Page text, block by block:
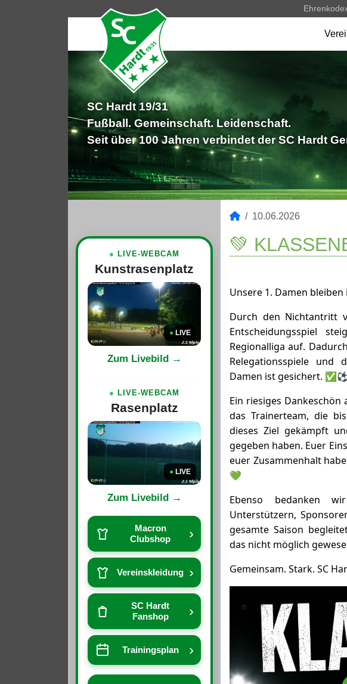
SC Hardt 19/31
Fußball. Gemeinschaft. Leidenschaft.
Seit über 100 Jahren verbindet der SC Hardt
● LIVE-WEBCAM
Kunstrasenplatz
● LIVE
Zum Livebild →
● LIVE-WEBCAM
Rasenplatz
● LIVE
Zum Livebild →
Macron
Clubshop
›
Vereinskleidung ›
SC Hardt
Fanshop
›
Trainingsplan ›
10.06.2026
💚
Unsere 1. Damen
Durch den Nichtantritt
Entscheidungsspiel
Regionalliga auf.
Relegationsspiele und
Damen ist gesichert.
Ein riesiges
das Trainerteam, die
dieses Ziel gekämpft
gegeben haben. Euer
euer Zusammenhalt
💚
Ebenso bedanken
Unterstützern,
gesamte Saison
das nicht möglich
Gemeinsam. Stark. SC